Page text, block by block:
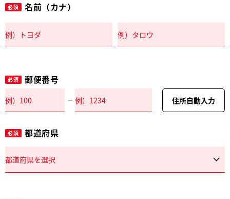
必須 名前（カナ）
必須 郵便番号
住所自動入力
必須 都道府県